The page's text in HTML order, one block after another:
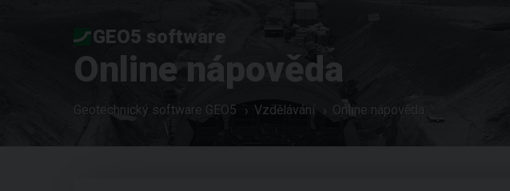
GEO5 software
Online nápověda
Geotechnický software GEO5 Vzdělávání Online nápověda